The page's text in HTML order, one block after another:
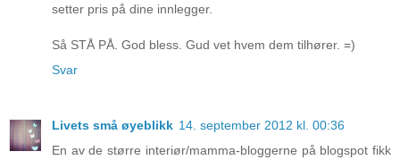
setter pris på dine innlegger.
Så STÅ PÅ. God bless. Gud vet hvem dem tilhører. =)
Svar
Livets små øyeblikk 14. september 2012 kl. 00:36
En av de større interiør/mamma-bloggerne på blogspot fikk